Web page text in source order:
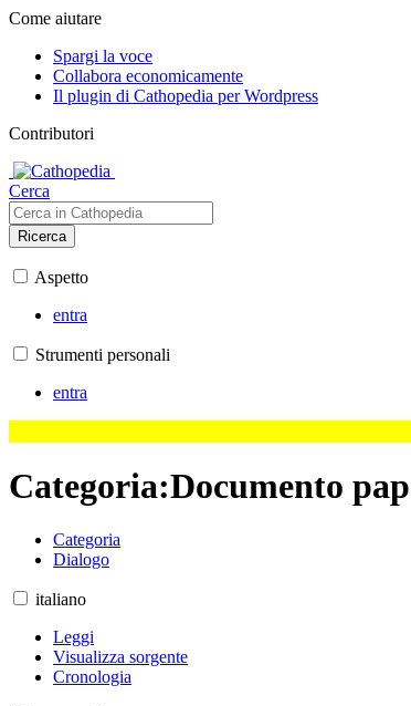
Come aiutare
Spargi la voce
Collabora economicamente
Il plugin di Cathopedia per Wordpress
Contributori
Cerca
Ricerca
Aspetto
entra
Strumenti personali
entra
Categoria:Documento
Categoria
Dialogo
italiano
Leggi
Visualizza sorgente
Cronologia